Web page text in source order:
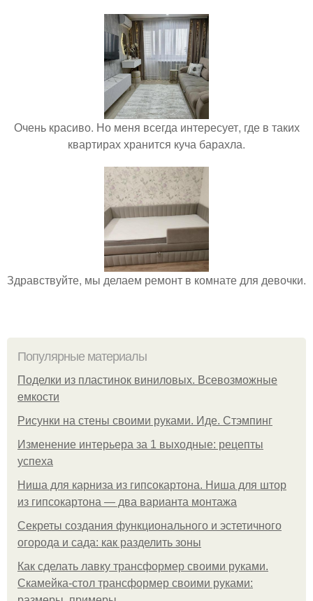
Очень красиво. Но меня всегда интересует, где в таких
квартирах хранится куча барахла.
Здравствуйте, мы делаем ремонт в комнате для девочки.
Популярные материалы
Поделки из пластинок виниловых. Всевозможные
емкости
Рисунки на стены своими руками. Иде. Стэмпинг
Изменение интерьера за 1 выходные: рецепты
успеха
Ниша для карниза из гипсокартона. Ниша для штор
из гипсокартона — два варианта монтажа
Секреты создания функционального и эстетичного
огорода и сада: как разделить зоны
Как сделать лавку трансформер своими руками.
Скамейка-стол трансформер своими руками: